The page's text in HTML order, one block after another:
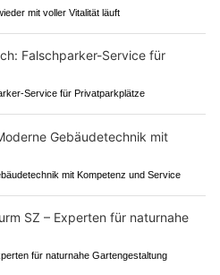
mit voller Vitalität läuft
Service für Privatparkplätze
mit Kompetenz und Service
für naturnahe Gartengestaltung